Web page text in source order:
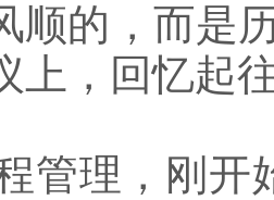
顺的，而是
上，回忆起
理，刚开